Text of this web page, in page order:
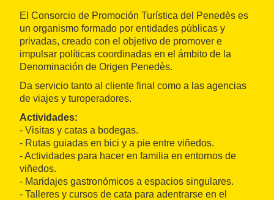
El Consorcio de Promoción Turística del Penedès es
un organismo formado por entidades públicas y
privadas, creado con el objetivo de promover e
impulsar políticas coordinadas en el ámbito de la
Denominación de Origen Penedès.
Da servicio tanto al cliente final como a las agencias
de viajes y turoperadores.
Actividades:
- Visitas y catas a bodegas.
- Rutas guiadas en bici y a pie entre viñedos.
- Actividades para hacer en familia en entornos de
viñedos.
- Maridajes gastronómicos a espacios singulares.
- Talleres y cursos de cata para adentrarse en el